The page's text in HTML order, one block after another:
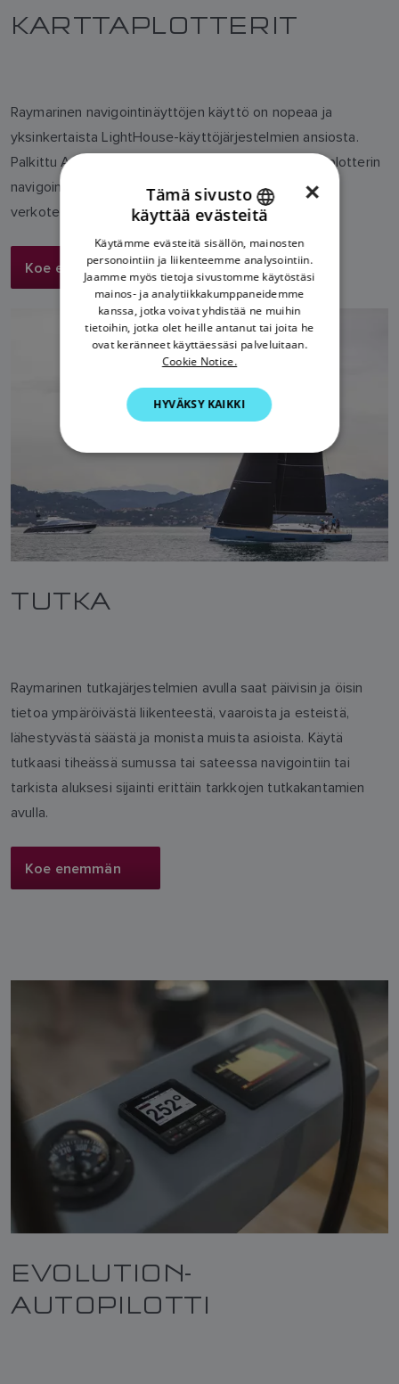
KARTTAPLOTTERIT
Raymarinen navigointinäyttöjen käyttö on nopeaa ja
yksinkertaista LightHouse-käyttöjärjestelmien ansiosta.
Palkittu Axiom-mallistomme tuo Raymarinen karttaplotterin
navigoinnin koko tehon yhteen kosketusnäyttöön tai
verkotettuun järjestelmään.
Koe enemmän
TUTKA
Raymarinen tutkajärjestelmien avulla saat päivisin ja öisin
tietoa ympäröivästä liikenteestä, vaaroista ja esteistä,
lähestyvästä säästä ja monista muista asioista. Käytä
tutkaasi tiheässä sumussa tai sateessa navigointiin tai
tarkista aluksesi sijainti erittäin tarkkojen tutkakantamien
avulla.
Koe enemmän
EVOLUTION-
AUTOPILOTTI
ENGLISH
FRENCH
DANISH
ITALIAN
SWEDISH
DUTCH
NORWEGIAN
×
Tämä sivusto
käyttää evästeitä
Käytämme evästeitä sisällön, mainosten
personointiin ja liikenteemme analysointiin.
Jaamme myös tietoja sivustomme käytöstäsi
mainos- ja analytiikkakumppaneidemme
kanssa, jotka voivat yhdistää ne muihin
tietoihin, jotka olet heille antanut tai joita he
ovat keränneet käyttäessäsi palveluitaan.
Cookie Notice.
HYVÄKSY KAIKKI